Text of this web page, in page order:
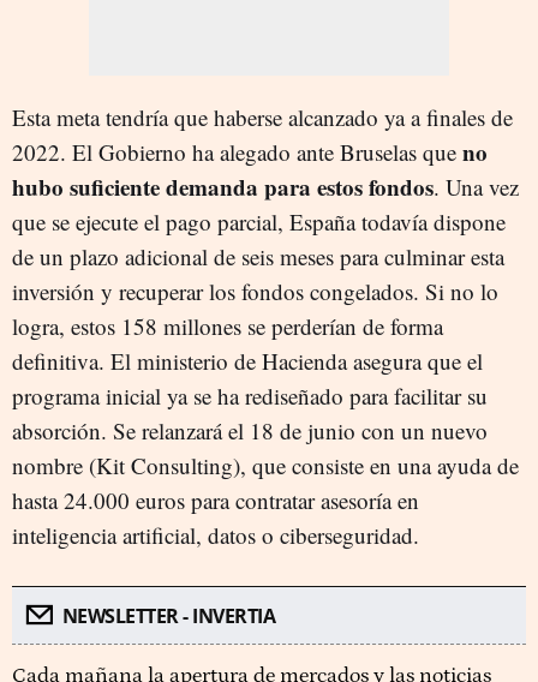
Esta meta tendría que haberse alcanzado ya a finales de
2022. El Gobierno ha alegado ante Bruselas que no
hubo suficiente demanda para estos fondos. Una vez
que se ejecute el pago parcial, España todavía dispone
de un plazo adicional de seis meses para culminar esta
inversión y recuperar los fondos congelados. Si no lo
logra, estos 158 millones se perderían de forma
definitiva. El ministerio de Hacienda asegura que el
programa inicial ya se ha rediseñado para facilitar su
absorción. Se relanzará el 18 de junio con un nuevo
nombre (Kit Consulting), que consiste en una ayuda de
hasta 24.000 euros para contratar asesoría en
inteligencia artificial, datos o ciberseguridad.
NEWSLETTER - INVERTIA
Cada mañana la apertura de mercados y las noticias